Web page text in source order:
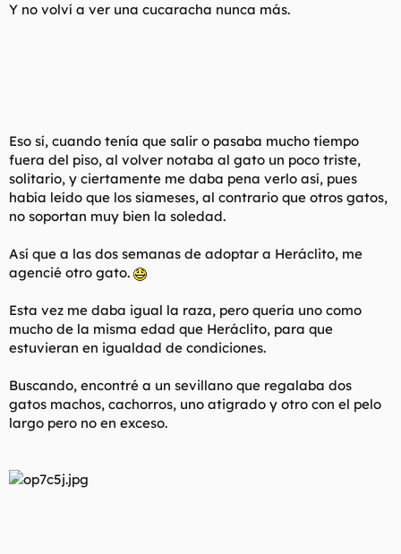
Y no volví a ver una cucaracha nunca más.
Eso sí, cuando tenía que salir o pasaba mucho tiempo
fuera del piso, al volver notaba al gato un poco triste,
solitario, y ciertamente me daba pena verlo así, pues
había leído que los siameses, al contrario que otros gatos,
no soportan muy bien la soledad.
Así que a las dos semanas de adoptar a Heráclito, me
agencié otro gato.
Esta vez me daba igual la raza, pero quería uno como
mucho de la misma edad que Heráclito, para que
estuvieran en igualdad de condiciones.
Buscando, encontré a un sevillano que regalaba dos
gatos machos, cachorros, uno atigrado y otro con el pelo
largo pero no en exceso.